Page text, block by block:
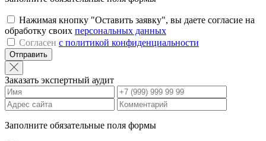
Нажимая кнопку "Оставить заявку", вы даете согласие на
обработку своих персональных данных
Согласен с политикой конфиденциальности
Отправить
Заказать экспертный аудит
Заполните обязательные поля формы